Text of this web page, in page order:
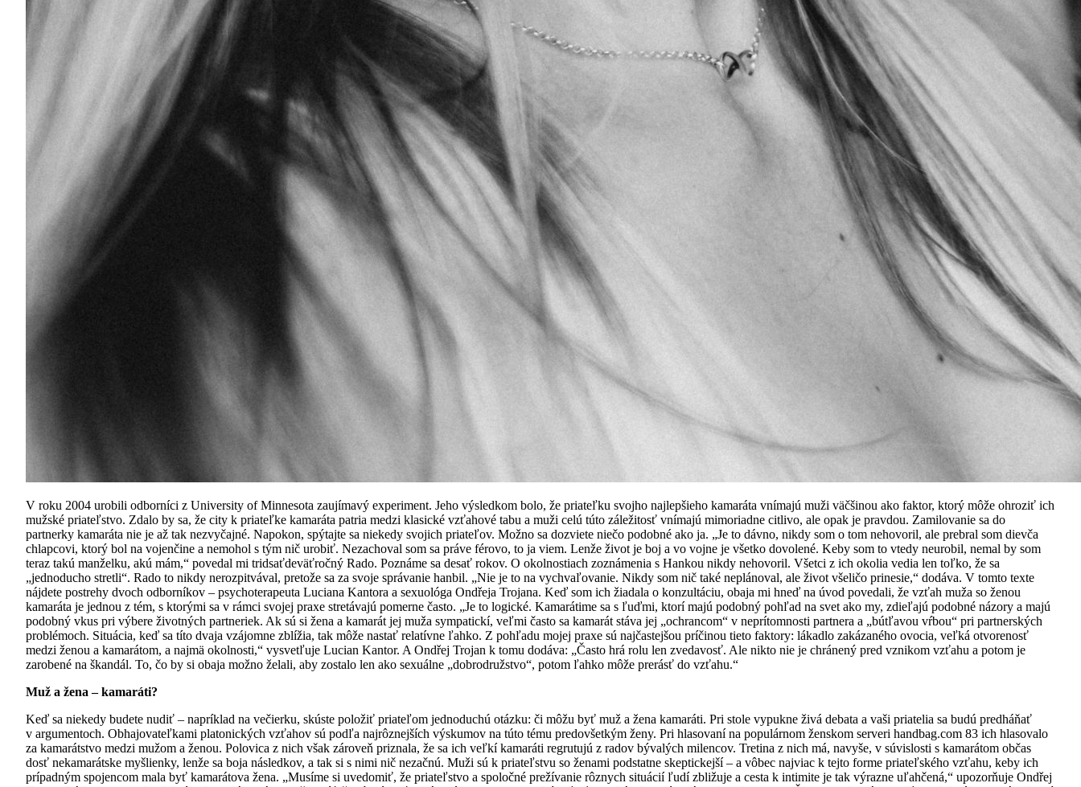
V roku 2004 urobili odborníci z University of Minnesota zaujímavý experiment. Jeho výsledkom bolo, že priateľku svojho najlepšieho kamaráta vnímajú muži väčšinou ako faktor, ktorý môže ohroziť ich
mužské priateľstvo. Zdalo by sa, že city k priateľke kamaráta patria medzi klasické vzťahové tabu a muži celú túto záležitosť vnímajú mimoriadne citlivo, ale opak je pravdou. Zamilovanie sa do
partnerky kamaráta nie je až tak nezvyčajné. Napokon, spýtajte sa niekedy svojich priateľov. Možno sa dozviete niečo podobné ako ja. „Je to dávno, nikdy som o tom nehovoril, ale prebral som dievča
chlapcovi, ktorý bol na vojenčine a nemohol s tým nič urobiť. Nezachoval som sa práve férovo, to ja viem. Lenže život je boj a vo vojne je všetko dovolené. Keby som to vtedy neurobil, nemal by som
teraz takú manželku, akú mám,“ povedal mi tridsaťdeväťročný Rado. Poznáme sa desať rokov. O okolnostiach zoznámenia s Hankou nikdy nehovoril. Všetci z ich okolia vedia len toľko, že sa
„jednoducho stretli“. Rado to nikdy nerozpitvával, pretože sa za svoje správanie hanbil. „Nie je to na vychvaľovanie. Nikdy som nič také neplánoval, ale život všeličo prinesie,“ dodáva. V tomto texte
nájdete postrehy dvoch odborníkov – psychoterapeuta Luciana Kantora a sexuológa Ondřeja Trojana. Keď som ich žiadala o konzultáciu, obaja mi hneď na úvod povedali, že vzťah muža so ženou
kamaráta je jednou z tém, s ktorými sa v rámci svojej praxe stretávajú pomerne často. „Je to logické. Kamarátime sa s ľuďmi, ktorí majú podobný pohľad na svet ako my, zdieľajú podobné názory a majú
podobný vkus pri výbere životných partneriek. Ak sú si žena a kamarát jej muža sympatickí, veľmi často sa kamarát stáva jej „ochrancom“ v neprítomnosti partnera a „bútľavou vŕbou“ pri partnerských
problémoch. Situácia, keď sa títo dvaja vzájomne zblížia, tak môže nastať relatívne ľahko. Z pohľadu mojej praxe sú najčastejšou príčinou tieto faktory: lákadlo zakázaného ovocia, veľká otvorenosť
medzi ženou a kamarátom, a najmä okolnosti,“ vysvetľuje Lucian Kantor. A Ondřej Trojan k tomu dodáva: „Často hrá rolu len zvedavosť. Ale nikto nie je chránený pred vznikom vzťahu a potom je
zarobené na škandál. To, čo by si obaja možno želali, aby zostalo len ako sexuálne „dobrodružstvo“, potom ľahko môže prerásť do vzťahu.“
Muž a žena – kamaráti?
Keď sa niekedy budete nudiť – napríklad na večierku, skúste položiť priateľom jednoduchú otázku: či môžu byť muž a žena kamaráti. Pri stole vypukne živá debata a vaši priatelia sa budú predháňať
v argumentoch. Obhajovateľkami platonických vzťahov sú podľa najrôznejších výskumov na túto tému predovšetkým ženy. Pri hlasovaní na populárnom ženskom serveri handbag.com 83 ich hlasovalo
za kamarátstvo medzi mužom a ženou. Polovica z nich však zároveň priznala, že sa ich veľkí kamaráti regrutujú z radov bývalých milencov. Tretina z nich má, navyše, v súvislosti s kamarátom občas
dosť nekamarátske myšlienky, lenže sa boja následkov, a tak si s nimi nič nezačnú. Muži sú k priateľstvu so ženami podstatne skeptickejší – a vôbec najviac k tejto forme priateľského vzťahu, keby ich
prípadným spojencom mala byť kamarátova žena. „Musíme si uvedomiť, že priateľstvo a spoločné prežívanie rôznych situácií ľudí zbližuje a cesta k intimite je tak výrazne uľahčená,“ upozorňuje Ondřej